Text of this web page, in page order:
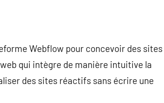
Webflow pour concevoir des sites
qui intègre de manière intuitive la
des sites réactifs sans écrire une